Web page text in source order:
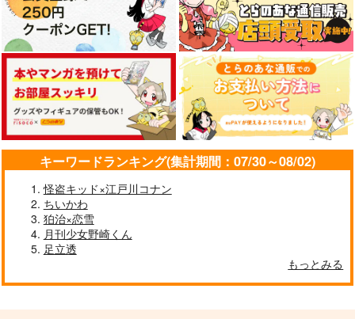
俺の炭治郎がふわふわ
に！
1224
715円（税込）
煉獄杏寿郎×竈門炭治郎
サンプル
作品詳細
満たしてあげよう こ
ちらへおいで
nmtk
787円（税込）
煉獄杏寿郎×竈門炭治郎
彼は誰時の世界へ
と 中編
junk
1,572円（税込）
煉獄杏寿郎×竈門炭治郎
キーワードランキング(集計期間：07/30～08/02)
怪盗キッド×江戸川コナン
ちいかわ
狛治×恋雪
月刊少女野崎くん
足立透
もっとみる